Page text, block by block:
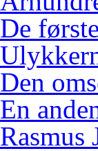
De
Den
En
Rasmus